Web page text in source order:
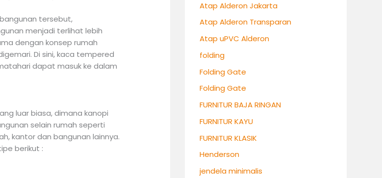
tersebut,
menjadi terlihat lebih
dengan konsep rumah
Di sini, kaca tempered
dapat masuk ke dalam
luar biasa, dimana kanopi
selain rumah seperti
kantor dan bangunan lainnya.
berikut :
Atap Alderon Jakarta
Atap Alderon Transparan
Atap uPVC Alderon
folding
Folding Gate
Folding Gate
FURNITUR BAJA RINGAN
FURNITUR KAYU
FURNITUR KLASIK
Henderson
jendela minimalis